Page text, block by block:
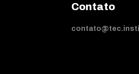
Contato